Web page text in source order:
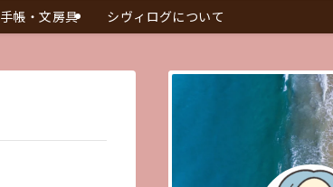
手帳・文房具 シヴィログについて